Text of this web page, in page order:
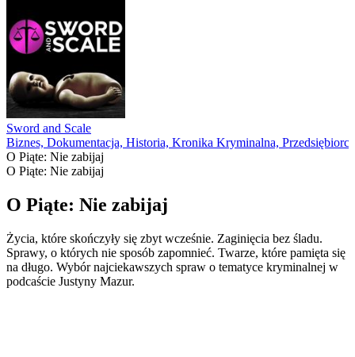
Sword and Scale
Biznes, Dokumentacja, Historia, Kronika Kryminalna,
O Piąte: Nie zabijaj
O Piąte: Nie zabijaj
O Piąte: Nie zabijaj
Życia, które skończyły się zbyt wcześnie. Zaginięcia bez śladu.
Sprawy, o których nie sposób zapomnieć. Twarze, które pamięta się
na długo. Wybór najciekawszych spraw o tematyce kryminalnej w
podcaście Justyny Mazur.